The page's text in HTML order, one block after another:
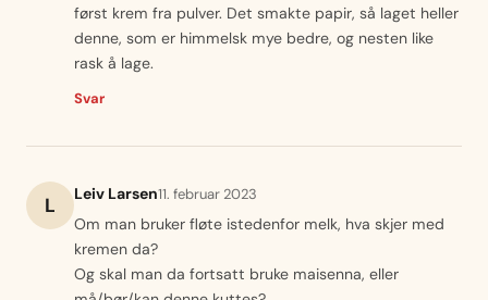
først krem fra pulver. Det smakte papir, så laget heller
denne, som er himmelsk mye bedre, og nesten like
rask å lage.
Svar
L Leiv Larsen11. februar 2023
Om man bruker fløte istedenfor melk, hva skjer med
kremen da?
Og skal man da fortsatt bruke maisenna, eller